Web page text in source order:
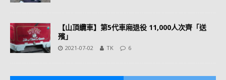
【山頂纜車】第5代車廂退役 11,000人次齊「送
殯」
2021-07-02 TK 6